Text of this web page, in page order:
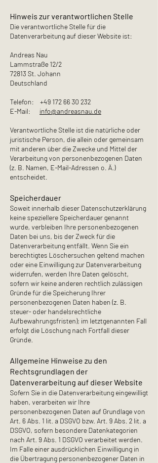
Hinweis zur verantwortlichen Stelle
Die verantwortliche Stelle für die
Datenverarbeitung auf dieser Website ist:
Andreas Nau
Lammstraße 12/2
72813 St. Johann
Deutschland
Telefon: +49 172 66 30 232
E-Mail: info@andreasnau.de
Verantwortliche Stelle ist die natürliche oder
juristische Person, die allein oder gemeinsam
mit anderen über die Zwecke und Mittel der
Verarbeitung von personenbezogenen Daten
(z. B. Namen, E-Mail-Adressen o. Ä.)
entscheidet.
Speicherdauer
Soweit innerhalb dieser Datenschutzerklärung
keine speziellere Speicherdauer genannt
wurde, verbleiben Ihre personenbezogenen
Daten bei uns, bis der Zweck für die
Datenverarbeitung entfällt. Wenn Sie ein
berechtigtes Löschersuchen geltend machen
oder eine Einwilligung zur Datenverarbeitung
widerrufen, werden Ihre Daten gelöscht,
sofern wir keine anderen rechtlich zulässigen
Gründe für die Speicherung Ihrer
personenbezogenen Daten haben (z. B.
steuer- oder handelsrechtliche
Aufbewahrungsfristen); im letztgenannten Fall
erfolgt die Löschung nach Fortfall dieser
Gründe.
Allgemeine Hinweise zu den
Rechtsgrundlagen der
Datenverarbeitung auf dieser Website
Sofern Sie in die Datenverarbeitung eingewilligt
haben, verarbeiten wir Ihre
personenbezogenen Daten auf Grundlage von
Art. 6 Abs. 1 lit. a DSGVO bzw. Art. 9 Abs. 2 lit. a
DSGVO, sofern besondere Datenkategorien
nach Art. 9 Abs. 1 DSGVO verarbeitet werden.
Im Falle einer ausdrücklichen Einwilligung in
die Übertragung personenbezogener Daten in